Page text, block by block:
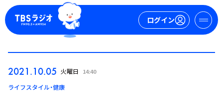
ログイン
ログイン
2021.10.05 火曜日 14:40
ライフスタイル・健康